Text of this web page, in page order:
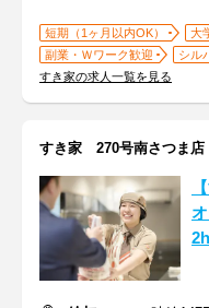
短期（1ヶ月以内OK） 大
副業・Ｗワーク歓迎
シル
すき家の求人一覧を見る
すき家 270号南さつま店